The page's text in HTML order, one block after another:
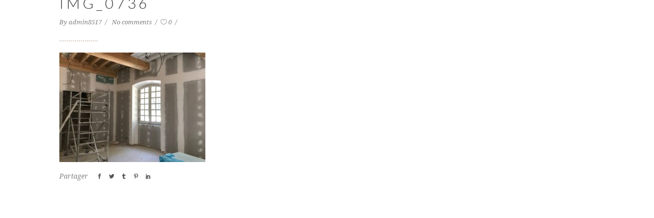
By admin8517 No comments 0
Partager